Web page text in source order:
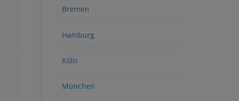
Bremen
Hamburg
Köln
München